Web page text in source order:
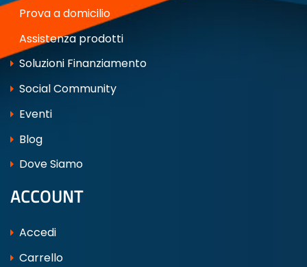
Prova a domicilio
Assistenza prodotti
Soluzioni Finanziamento
Social Community
Eventi
Blog
Dove Siamo
ACCOUNT
Accedi
Carrello